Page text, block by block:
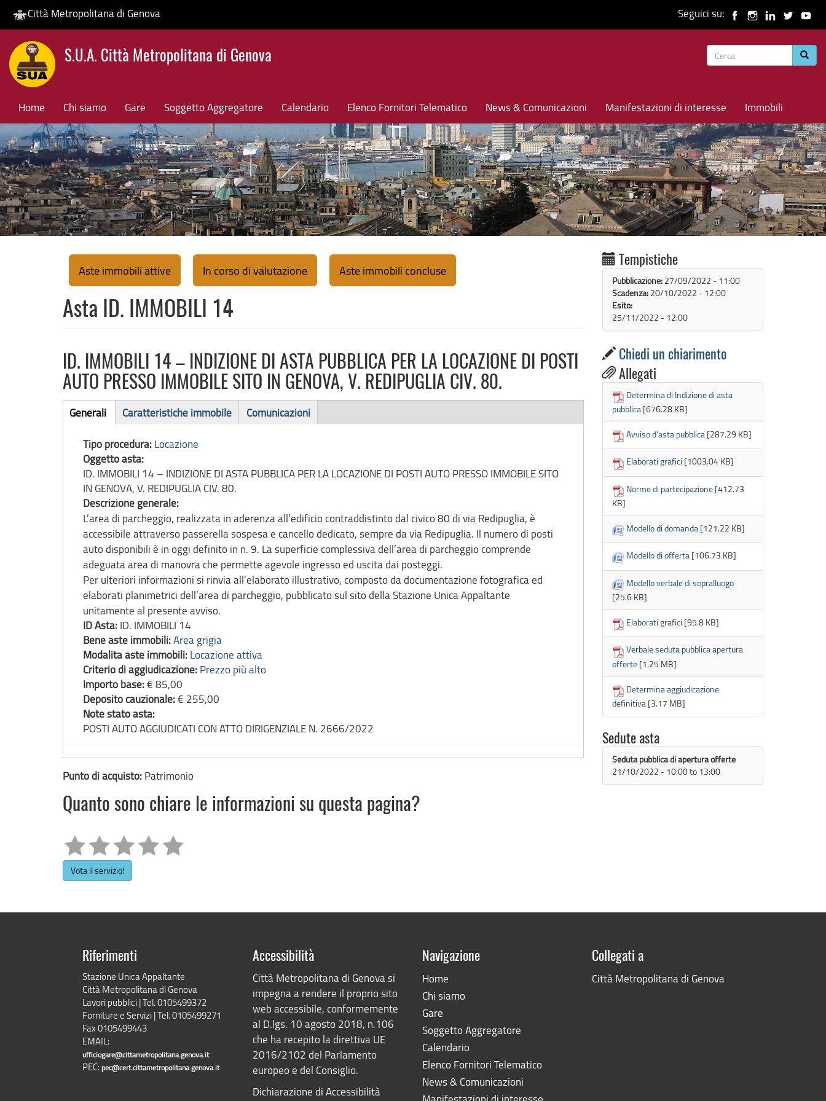
Salta
contenuto
principale
Città Metropolitana di Genova Seguici su:
S.U.A. Città Metropolitana di Genova
Form
ricerca
Home Chi siamo Gare Soggetto Aggregatore Calendario Elenco Fornitori Telematico News & Comunicazioni Manifestazioni di interesse Immobili
Aste immobili attive In corso di valutazione Aste immobili concluse
Asta ID. IMMOBILI 14
ID. IMMOBILI 14 – INDIZIONE DI ASTA PUBBLICA PER LA LOCAZIONE DI POSTI
AUTO PRESSO IMMOBILE SITO IN GENOVA, V. REDIPUGLIA CIV. 80.
Asta
immobile
Generali
attiva)
Caratteristiche immobile Comunicazioni
Tipo procedura: Locazione
Oggetto asta:
ID. IMMOBILI 14 – INDIZIONE DI ASTA PUBBLICA PER LA LOCAZIONE DI POSTI AUTO PRESSO IMMOBILE SITO
IN GENOVA, V. REDIPUGLIA CIV. 80.
Descrizione generale:
L’area di parcheggio, realizzata in aderenza all’edificio contraddistinto dal civico 80 di via Redipuglia, è
accessibile attraverso passerella sospesa e cancello dedicato, sempre da via Redipuglia. Il numero di posti
auto disponibili è in oggi definito in n. 9. La superficie complessiva dell’area di parcheggio comprende
adeguata area di manovra che permette agevole ingresso ed uscita dai posteggi.
Per ulteriori informazioni si rinvia all’elaborato illustrativo, composto da documentazione fotografica ed
elaborati planimetrici dell’area di parcheggio, pubblicato sul sito della Stazione Unica Appaltante
unitamente al presente avviso.
ID Asta: ID. IMMOBILI 14
Bene aste immobili:Area grigia
Modalita aste immobili: Locazione attiva
Criterio di aggiudicazione: Prezzo più alto
Importo base:€ 85,00
Deposito cauzionale:€ 255,00
Note stato asta:
POSTI AUTO AGGIUDICATI CON ATTO DIRIGENZIALE N. 2666/2022
Punto di acquisto: Patrimonio
Quanto sono chiare le informazioni su questa pagina?
Vota il servizio!
Tempistiche
Pubblicazione: 27/09/2022 - 11:00
Scadenza: 20/10/2022 - 12:00
Esito:
25/11/2022 - 12:00
Chiedi un chiarimento
Allegati
Determina di Indizione di asta
pubblica [676.28 KB]
Avviso d’asta pubblica [287.29 KB]
Elaborati grafici [1003.04 KB]
Norme di partecipazione [412.73
KB]
Modello di domanda [121.22 KB]
Modello di offerta [106.73 KB]
Modello verbale di sopralluogo
[25.6 KB]
Elaborati grafici [95.8 KB]
Verbale seduta pubblica apertura
offerte [1.25 MB]
Determina aggiudicazione
definitiva [3.17 MB]
Sedute asta
Seduta pubblica di apertura offerte
21/10/2022 - 10:00to 13:00
Riferimenti
Stazione Unica Appaltante
Città Metropolitana di Genova
Lavori pubblici | Tel. 0105499372
Forniture e Servizi | Tel. 0105499271
Fax 0105499443
EMAIL:
ufficiogare@cittametropolitana.genova.it
PEC:pec@cert.cittametropolitana.genova.it
Accessibilità
Città Metropolitana di Genova si
impegna a rendere il proprio sito
web accessibile, conformemente
al D.lgs. 10 agosto 2018, n.106
che ha recepito la direttiva UE
2016/2102 del Parlamento
europeo e del Consiglio.
Dichiarazione di Accessibilità
Navigazione
Home
Chi siamo
Gare
Soggetto Aggregatore
Calendario
Elenco Fornitori Telematico
News & Comunicazioni
Collegati a
Città Metropolitana di Genova